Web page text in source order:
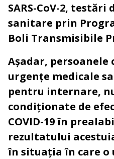
SARS-CoV-2,
sanitare prin
Boli Transmisibile
Așadar, persoanele
urgențe medicale
pentru internare,
condiționate de
COVID-19 în
rezultatului
în situația în care o